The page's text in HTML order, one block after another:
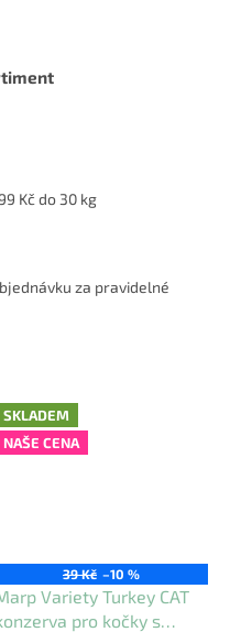
Kč do 30 kg
za pravidelné
SKLADEM
NAŠE CENA
39 Kč –10 %
Variety Turkey CAT
pro kočky s